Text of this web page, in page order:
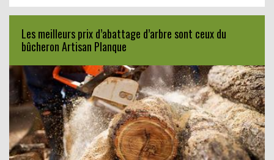
Les meilleurs prix d’abattage d’arbre sont ceux du
bûcheron Artisan Planque